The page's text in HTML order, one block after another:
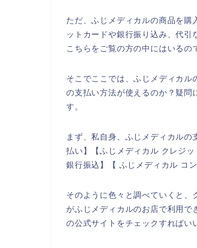
ただ、ふじメディカルの商品を購
ットカードや銀行振り込み、代引
こちらをご覧の方の中にはいるの
そこでここでは、ふじメディカ
の支払い方法が使えるのか？疑問
す。
まず、私自身、ふじメディカル
払い】【ふじメディカル クレジ
銀行振込】【 ふじメディカル コ
そのように色々と調べていくと
がふじメディカルのお店で利用
の公式サイトをチェックすればい